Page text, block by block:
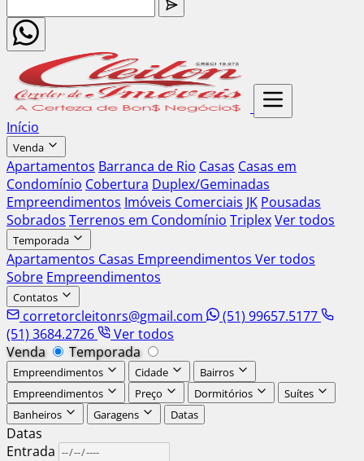
Início
Venda
Apartamentos Barranca de Rio Casas Casas em
Condomínio Cobertura Duplex/Geminadas
Empreendimentos Imóveis Comerciais JK Pousadas
Sobrados Terrenos em Condomínio TriplexVer todos
Temporada
Apartamentos Casas Empreendimentos Ver todos
Sobre Empreendimentos
Contatos
corretorcleitonrs@gmail.com
(51) 99657.5177
(51) 3684.2726
Ver todos
Venda
Temporada
Empreendimentos Cidade
Bairros
Empreendimentos
Preço Dormitórios
Suítes
Banheiros
Garagens
Datas
Entrada